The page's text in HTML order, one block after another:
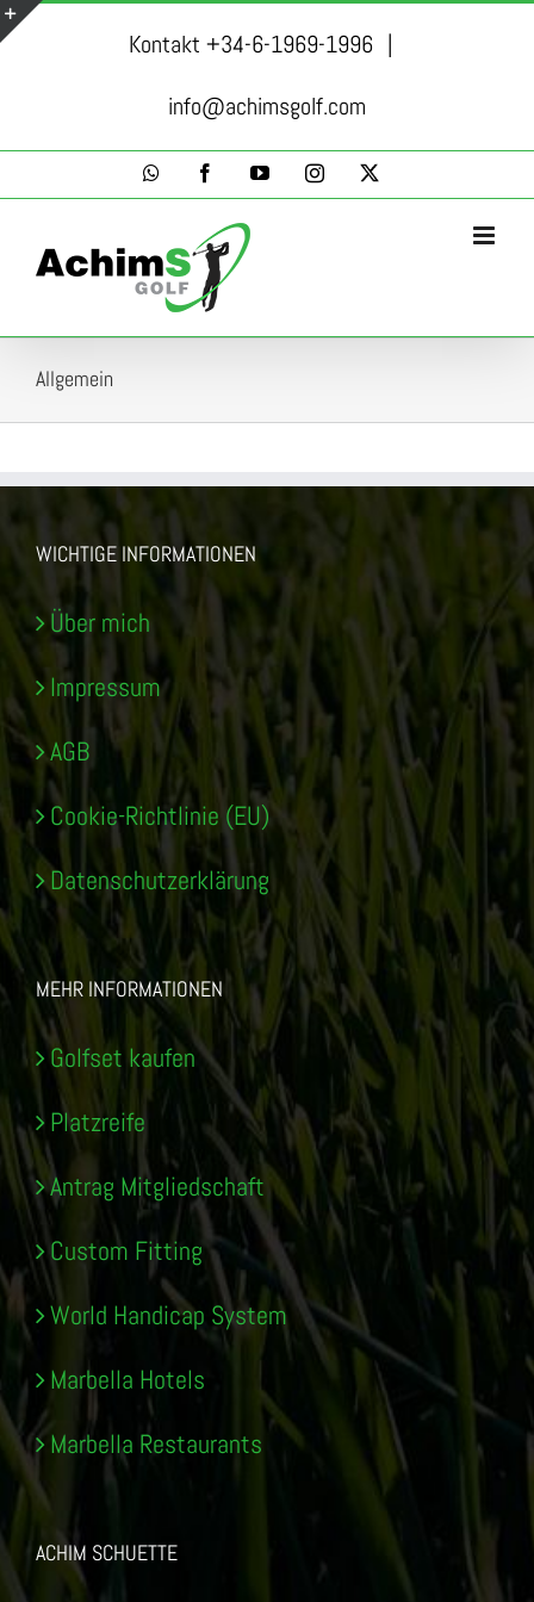
Skip
Kontakt +34-6-1969-1996 |
info@achimsgolf.com
WhatsAppFacebookYouTubeInstagram
X
Allgemein
WICHTIGE INFORMATIONEN
Über mich
Impressum
AGB
Cookie-Richtlinie (EU)
Datenschutzerklärung
MEHR INFORMATIONEN
Golfset kaufen
Platzreife
Antrag Mitgliedschaft
Custom Fitting
World Handicap System
Marbella Hotels
Marbella Restaurants
ACHIM SCHUETTE